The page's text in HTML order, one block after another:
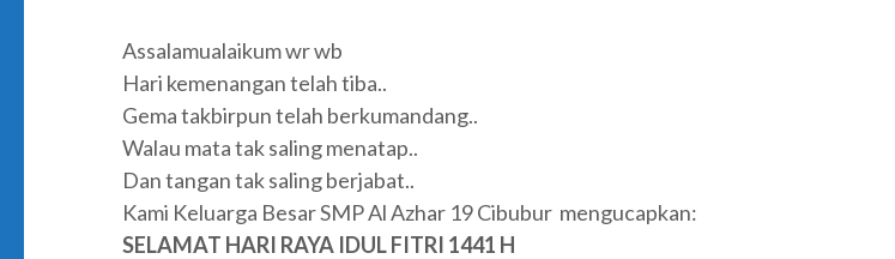
Assalamualaikum wr wb
Hari kemenangan telah tiba..
Gema takbirpun telah berkumandang..
Walau mata tak saling menatap..
Dan tangan tak saling berjabat..
Kami Keluarga Besar SMP Al Azhar 19 Cibubur mengucapkan:
SELAMAT HARI RAYA IDUL FITRI 1441 H